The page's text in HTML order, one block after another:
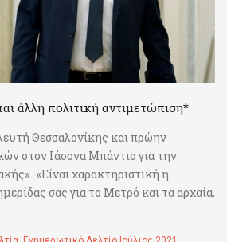
άλλη πολιτική αντιμετώπιση*
Θεσσαλονίκης και πρώην
στον Ιάσονα Μπάντιο για την
. «Είναι χαρακτηριστική η
σας για το Μετρό και τα αρχαία,